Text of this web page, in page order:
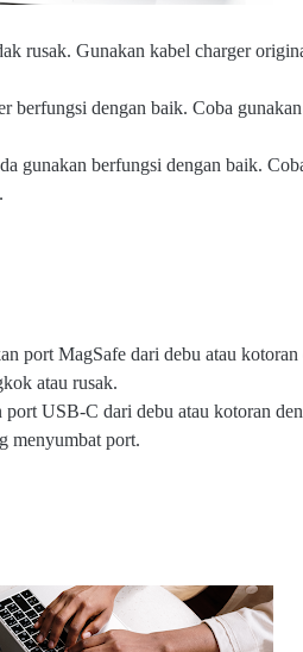
rusak. Gunakan kabel charger
berfungsi dengan baik. Coba
gunakan berfungsi dengan baik.
port MagSafe dari debu atau
atau rusak.
USB-C dari debu atau kotoran
menyumbat port.